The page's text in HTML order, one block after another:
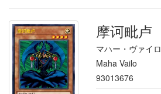
摩诃毗卢
マハー・ヴァイロ
Maha Vailo
93013676